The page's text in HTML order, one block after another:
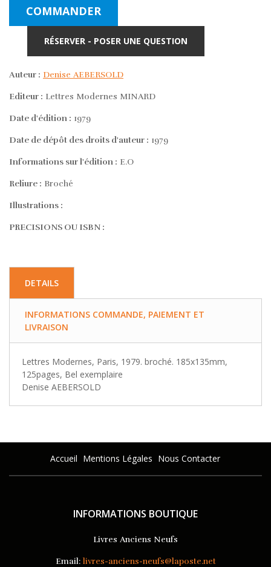
COMMANDER
RÉSERVER - POSER UNE QUESTION
Auteur : Denise AEBERSOLD
Editeur : Lettres Modernes MINARD
Date d'édition : 1979
Date de dépôt des droits d'auteur : 1979
Informations sur l'édition : E.O
Reliure : Broché
Illustrations :
PRECISIONS OU ISBN :
DETAILS
INFORMATIONS COMMANDE, PAIEMENT ET
LIVRAISON
Lettres Modernes, Paris, 1979. broché. 185x135mm,
125pages, Bel exemplaire
Denise AEBERSOLD
Accueil Mentions Légales Nous Contacter
INFORMATIONS BOUTIQUE
Livres Anciens Neufs
Email: livres-anciens-neufs@laposte.net